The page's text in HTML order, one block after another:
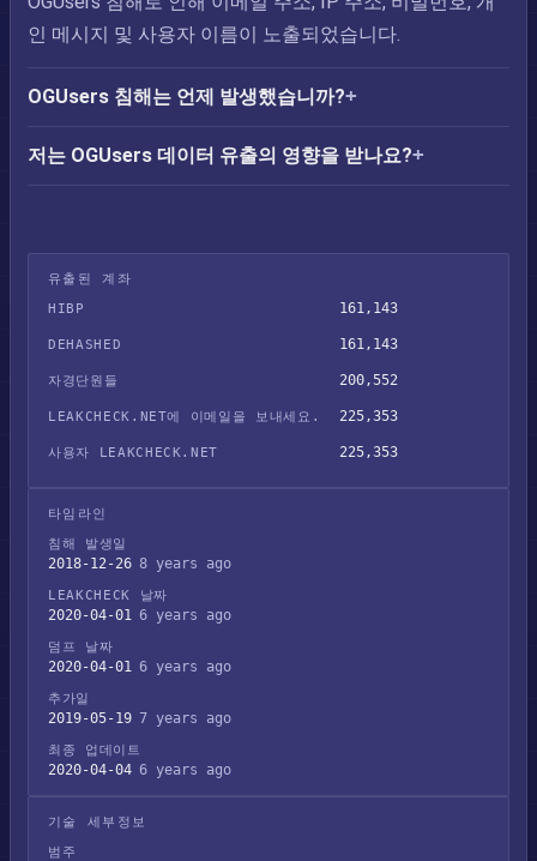
인 메시지 및 사용자 이름이 노출되었습니다.
OGUsers 침해는 언제 발생했습니까?
저는 OGUsers 데이터 유출의 영향을 받나요?
유출된 계좌
HIBP
161,143
DEHASHED 161,143
자경단원들 200,552
LEAKCHECK.NET에 이메일을 보내세요. 225,353
사용자 LEAKCHECK.NET 225,353
타임라인
침해 발생일
2018-12-26 8 years ago
LEAKCHECK 날짜
2020-04-01 6 years ago
덤프 날짜
2020-04-01 6 years ago
추가일
2019-05-19 7 years ago
최종 업데이트
2020-04-04 6 years ago
기술 세부정보
범주